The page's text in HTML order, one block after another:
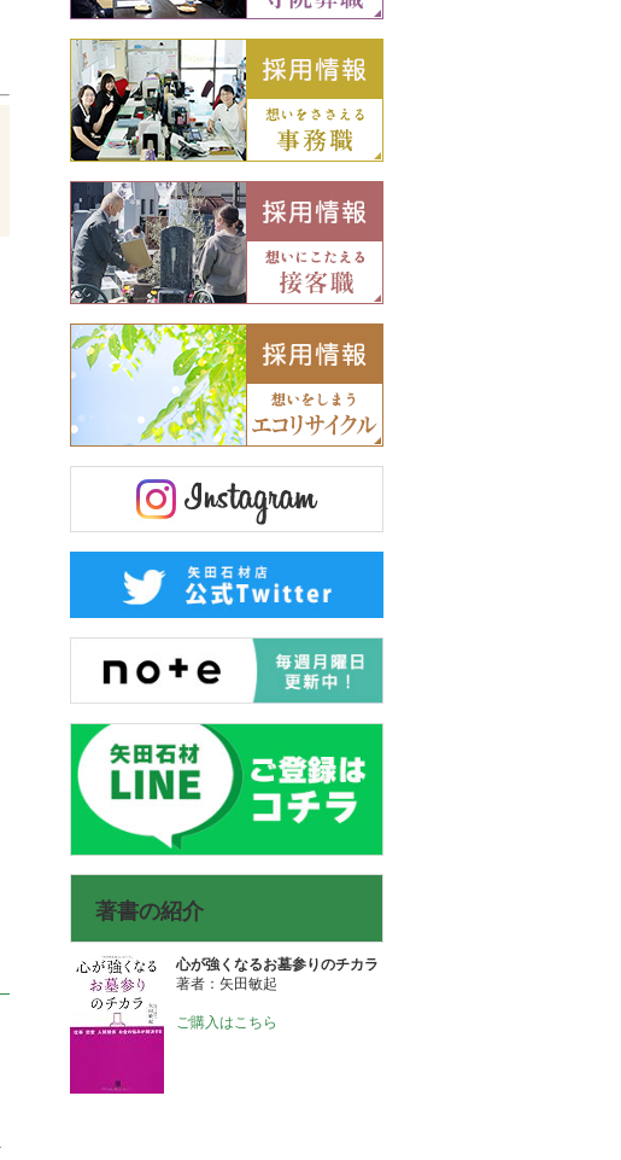
著書の紹介
心が強くなるお墓参りのチカラ
著者：矢田敏起
ご購入はこちら